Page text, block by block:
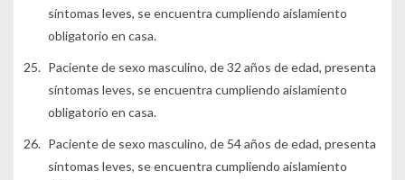
síntomas leves, se encuentra cumpliendo aislamiento
obligatorio en casa.
Paciente de sexo masculino, de 32 años de edad, presenta
síntomas leves, se encuentra cumpliendo aislamiento
obligatorio en casa.
Paciente de sexo masculino, de 54 años de edad, presenta
síntomas leves, se encuentra cumpliendo aislamiento